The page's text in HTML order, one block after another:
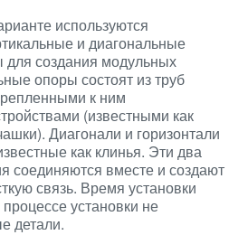
используются
и диагональные
создания модульных
опоры состоят из труб
к ним
(известными как
Диагонали и горизонтали
как клинья. Эти два
соединяются вместе и создают
связь. Время установки
установки не
детали.